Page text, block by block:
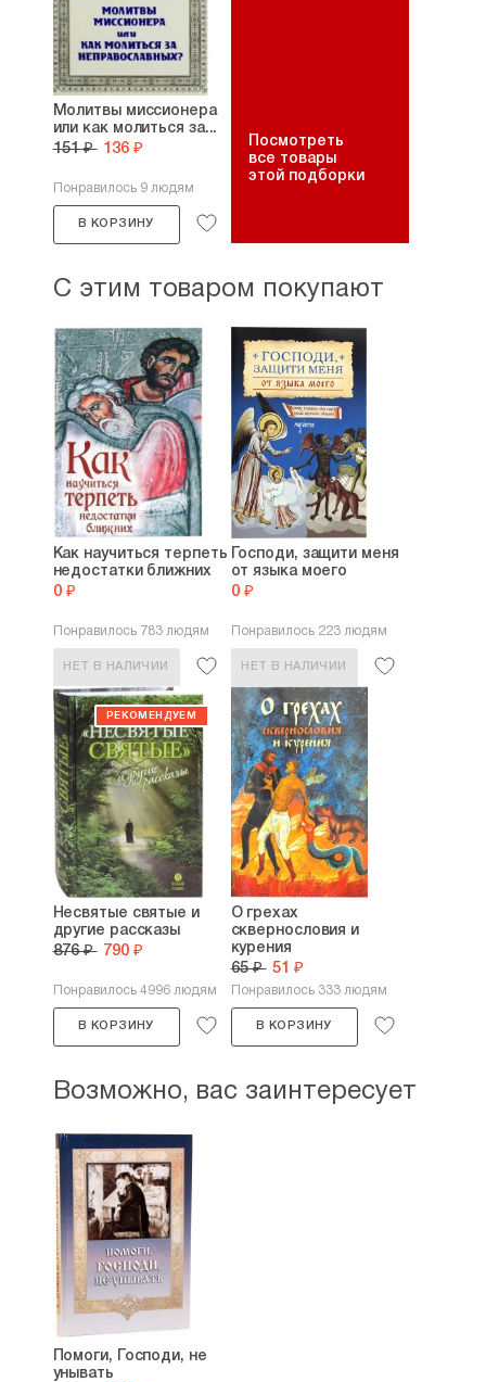
Молитвы миссионера
или как молиться за...
151 ₽ 136 ₽
Понравилось 9 людям
В КОРЗИНУ
Посмотреть
все товары
этой подборки
С этим товаром покупают
Как научиться терпеть
недостатки ближних
0 ₽
Понравилось 783 людям
НЕТ В НАЛИЧИИ
Господи, защити меня
от языка моего
0 ₽
Понравилось 223 людям
НЕТ В НАЛИЧИИ
Несвятые святые и
другие рассказы
876 ₽ 790 ₽
Понравилось 4996 людям
В КОРЗИНУ
О грехах
сквернословия и
курения
65 ₽ 51 ₽
Понравилось 333 людям
В КОРЗИНУ
Возможно, вас заинтересует
Помоги, Господи, не
унывать